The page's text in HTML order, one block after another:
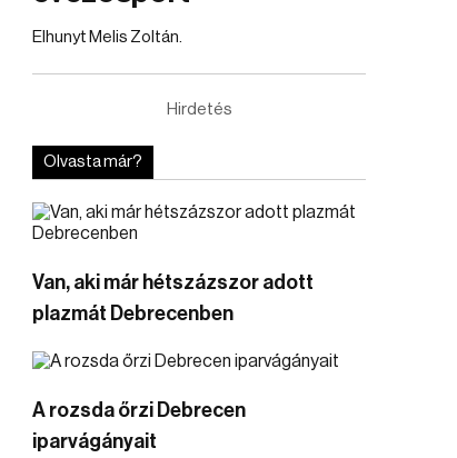
Elhunyt Melis Zoltán.
Hirdetés
Olvasta már?
Van, aki már hétszázszor adott
plazmát Debrecenben
A rozsda őrzi Debrecen
iparvágányait